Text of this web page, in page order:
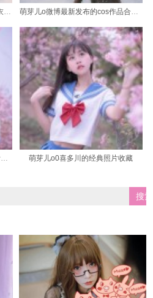
精品分享：这些萌芽儿cos毛绒内衣的精选你千万别错过 萌芽儿o微博最新发布的cos作品合集，绝对是你的最爱
萌芽儿o0竞游：闯入千套美图，看过眼瘾啦
萌芽儿o0喜多川的经典照片收藏